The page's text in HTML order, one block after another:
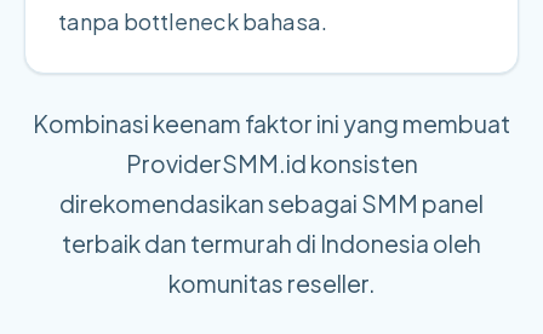
tanpa bottleneck bahasa.
Kombinasi keenam faktor ini yang membuat
ProviderSMM.id konsisten
direkomendasikan sebagai SMM panel
terbaik dan termurah di Indonesia oleh
komunitas reseller.